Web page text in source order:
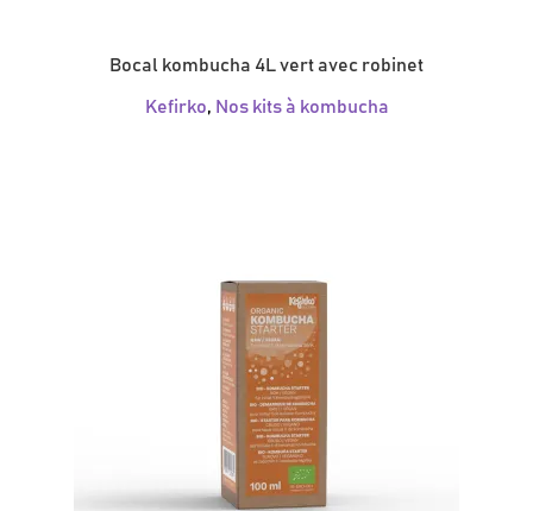
Bocal kombucha 4L vert avec robinet
Kefirko, Nos kits à kombucha